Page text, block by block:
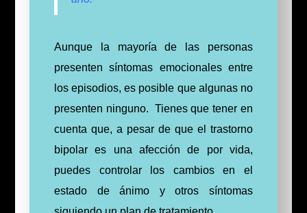
Aunque la mayoría de las personas
presenten síntomas emocionales entre
los episodios, es posible que algunas no
presenten ninguno. Tienes que tener en
cuenta que, a pesar de que el trastorno
bipolar es una afección de por vida,
puedes controlar los cambios en el
estado de ánimo y otros síntomas